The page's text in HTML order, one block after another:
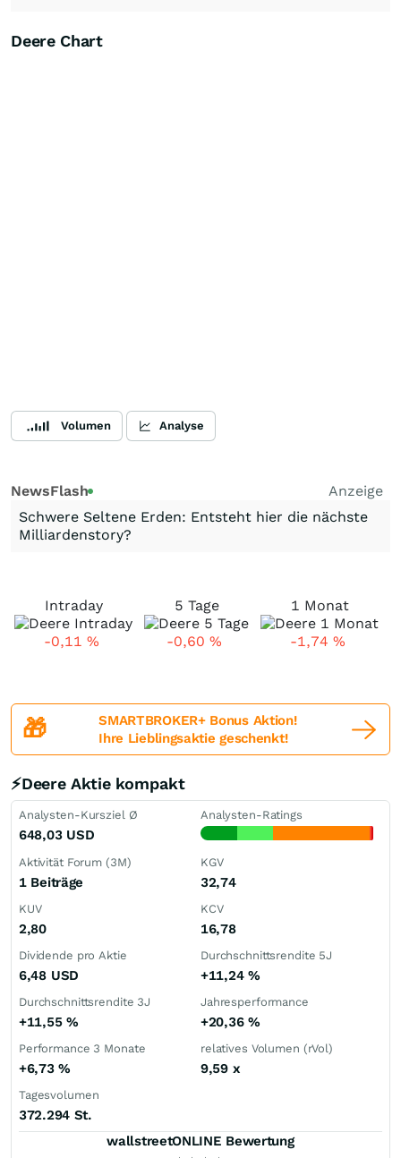
Deere Chart
Volumen Analyse
NewsFlash
Anzeige
Schwere Seltene Erden: Entsteht hier die nächste
Milliardenstory?
Intraday
-0,11 %
5 Tage
-0,60 %
1 Monat
-1,74 %
🎁
SMARTBROKER+ Bonus Aktion!
Ihre Lieblingsaktie geschenkt!
⚡Deere Aktie kompakt
Analysten-Kursziel Ø
648,03 USD
Analysten-Ratings
Aktivität Forum (3M)
1 Beiträge
KGV
32,74
KUV
2,80
KCV
16,78
Dividende pro Aktie
6,48 USD
Durchschnittsrendite 5J
+11,24 %
Durchschnittsrendite 3J
+11,55 %
Jahresperformance
+20,36 %
Performance 3 Monate
+6,73%
relatives Volumen (rVol)
9,59 x
Tagesvolumen
372.294 St.
wallstreetONLINE Bewertung